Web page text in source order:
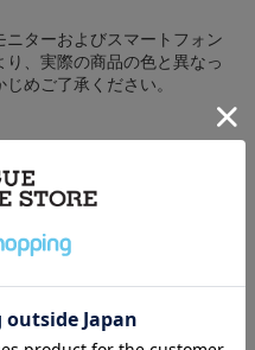
ターおよびスマートフォン
、実際の商品の色と異なっ
めご了承ください。
。